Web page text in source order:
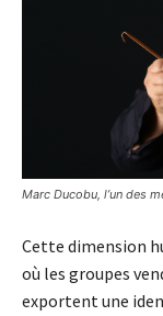
Marc Ducobu, l’un des
Cette dimension
où les groupes
exportent une